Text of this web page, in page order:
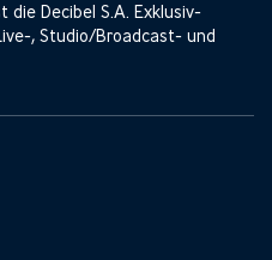
Decibel S.A. Exklusiv-
, Studio/Broadcast- und